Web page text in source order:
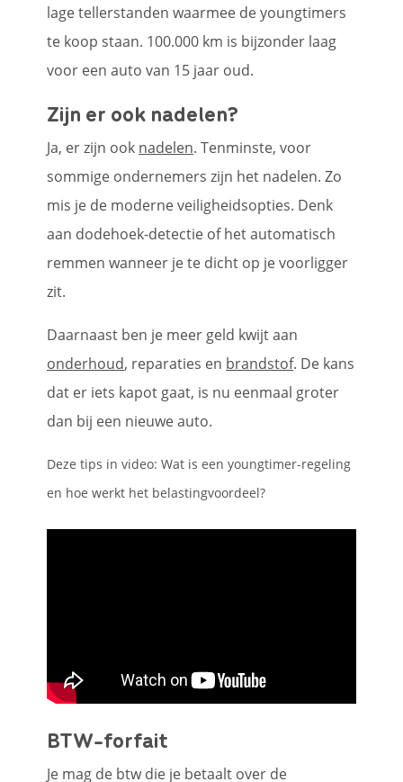
lage tellerstanden waarmee de youngtimers
te koop staan. 100.000 km is bijzonder laag
voor een auto van 15 jaar oud.
Zijn er ook nadelen?
Ja, er zijn ook nadelen. Tenminste, voor
sommige ondernemers zijn het nadelen. Zo
mis je de moderne veiligheidsopties. Denk
aan dodehoek-detectie of het automatisch
remmen wanneer je te dicht op je voorligger
zit.
Daarnaast ben je meer geld kwijt aan
onderhoud, reparaties en brandstof. De kans
dat er iets kapot gaat, is nu eenmaal groter
dan bij een nieuwe auto.
Deze tips in video: Wat is een youngtimer-regeling
en hoe werkt het belastingvoordeel?
BTW-forfait
Je mag de btw die je betaalt over de